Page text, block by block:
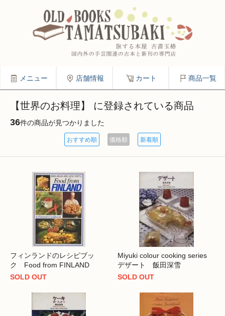
メニュー 店舗情報 カート 商品一覧
【世界のお料理】 に登録されている商品
36件の商品が見つかりました
おすすめ順 価格順 新着順
フィンランドのレシピブッ
ク Food from FINLAND
SOLD OUT
Miyuki colour cooking series
デザート 飯田深雪
SOLD OUT